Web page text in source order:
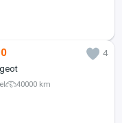
4
40000 km